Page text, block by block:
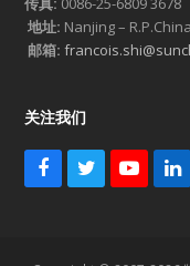
地址: Nanjing –
邮箱:
关注我们
F T Y L